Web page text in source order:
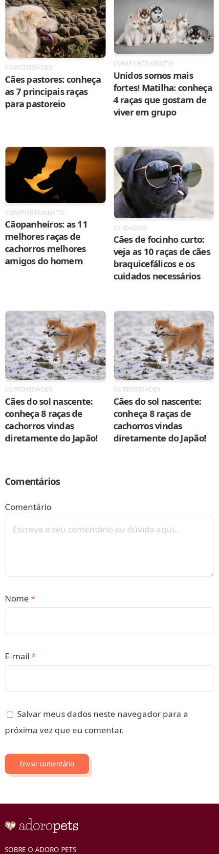
CURIOSIDADES
Cães pastores: conheça
as 7 principais raças
para pastoreio
COMPORTAMENTO
Unidos somos mais
fortes! Matilha: conheça
4 raças que gostam de
viver em grupo
COMPORTAMENTO
Cãopanheiros: as 11
melhores raças de
cachorros melhores
amigos do homem
CUIDADOS
Cães de focinho curto:
veja as 10 raças de cães
braquicefálicos e os
cuidados necessários
CURIOSIDADES
Cães do sol nascente:
conheça 8 raças de
cachorros vindas
diretamente do Japão!
CURIOSIDADES
Cães do sol nascente:
conheça 8 raças de
cachorros vindas
diretamente do Japão!
Comentários
Comentário
Nome *
E-mail *
Salvar meus dados neste navegador para a
próxima vez que eu comentar.
SOBRE O ADORO PETS